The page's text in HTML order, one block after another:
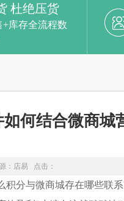
杜绝压货
+库存全流程数
何结合微商城
： 店易 点击：
分与微商城存在哪些联系